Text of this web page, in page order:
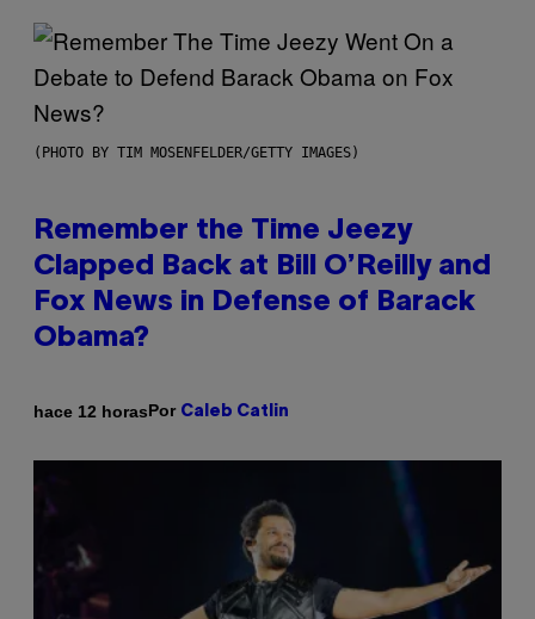
(PHOTO BY TIM MOSENFELDER/GETTY IMAGES)
Remember the Time Jeezy
Clapped Back at Bill O’Reilly and
Fox News in Defense of Barack
Obama?
hace 12 horasPor Caleb Catlin